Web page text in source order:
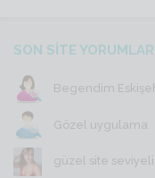
SON SİTE
Begendim
Gözel uygulama
güzel site